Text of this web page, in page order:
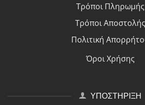
Τρόποι Πληρωμής
Τρόποι Αποστολής
Πολιτική
Όροι Χρήσης
ΥΠΟΣΤΗΡΙΞΗ